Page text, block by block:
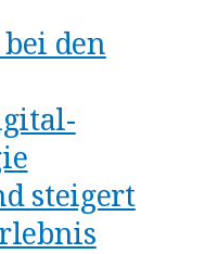
den
steigert